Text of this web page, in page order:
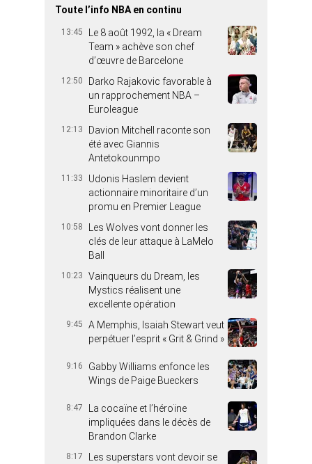
Toute l’info NBA en continu
13:45
Le 8 août 1992, la « Dream
Team » achève son chef
d’œuvre de Barcelone
12:50
Darko Rajakovic favorable à
un rapprochement NBA –
Euroleague
12:13
Davion Mitchell raconte son
été avec Giannis
Antetokounmpo
11:33
Udonis Haslem devient
actionnaire minoritaire d’un
promu en Premier League
10:58
Les Wolves vont donner les
clés de leur attaque à LaMelo
Ball
10:23
Vainqueurs du Dream, les
Mystics réalisent une
excellente opération
9:45
A Memphis, Isaiah Stewart veut
perpétuer l’esprit « Grit & Grind »
9:16
Gabby Williams enfonce les
Wings de Paige Bueckers
8:47
La cocaïne et l’héroïne
impliquées dans le décès de
Brandon Clarke
8:17
Les superstars vont devoir se